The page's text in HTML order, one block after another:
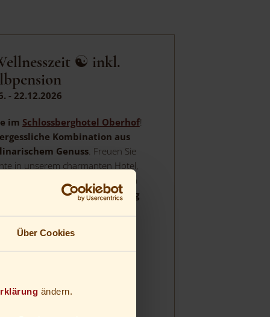
Über Cookies
ändern.
☯ inkl.
- 22.12.2026
im Schlossberghotel Oberhof!
Kombination aus
Genuss . Freuen Sie
in unserem charmanten Hotel,
mit frischen, regionalen
enthalten:Ein ganzer Tag